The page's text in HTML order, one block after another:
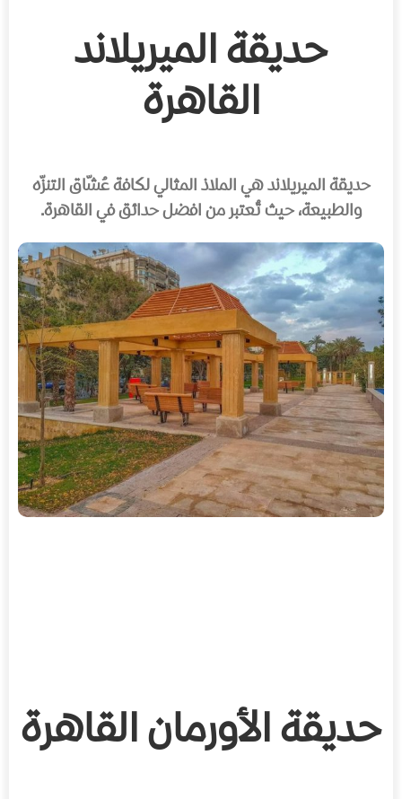
حديقة الميريلاند
القاهرة
حديقة الميريلاند هي الملاذ المثالي لكافة عُشّاق التنزّه
والطبيعة، حيث تُعتبر من افضل حدائق في القاهرة.
حديقة الأورمان القاهرة